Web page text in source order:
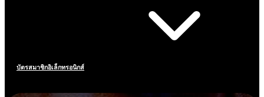
บัตรสมาชิกอิเล็กทรอนิกส์